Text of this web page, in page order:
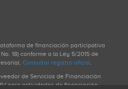
de financiación participativa
18) conforme a la Ley 5/2015 de
Consultar registro oficial.
de Servicios de Financiación
para actividades de financiación